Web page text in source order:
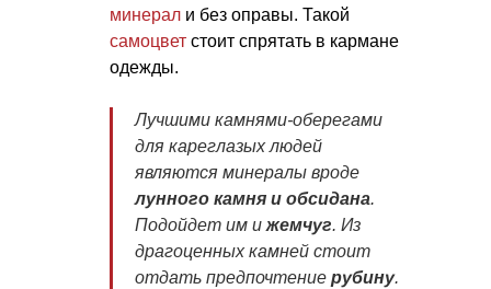
минерал и без оправы. Такой
самоцвет стоит спрятать в кармане
одежды.
Лучшими камнями-оберегами
для кареглазых людей
являются минералы вроде
лунного камня и обсидана.
Подойдет им и жемчуг. Из
драгоценных камней стоит
отдать предпочтение рубину.